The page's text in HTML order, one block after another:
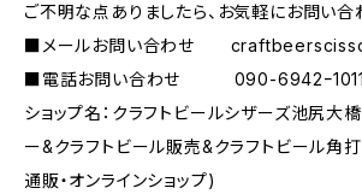
ご不明な点ありましたら、お気軽にお問い合
■メールお問い合わせ
■電話お問い合わせ 090-6942ｰ1011
ショップ名：クラフトビールシザーズ池尻大
ー&クラフトビール販売&クラフトビール角
通販・オンラインショップ)